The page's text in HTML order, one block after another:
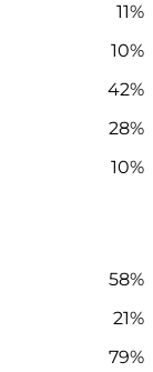
11%
10%
42%
28%
10%
58%
21%
79%